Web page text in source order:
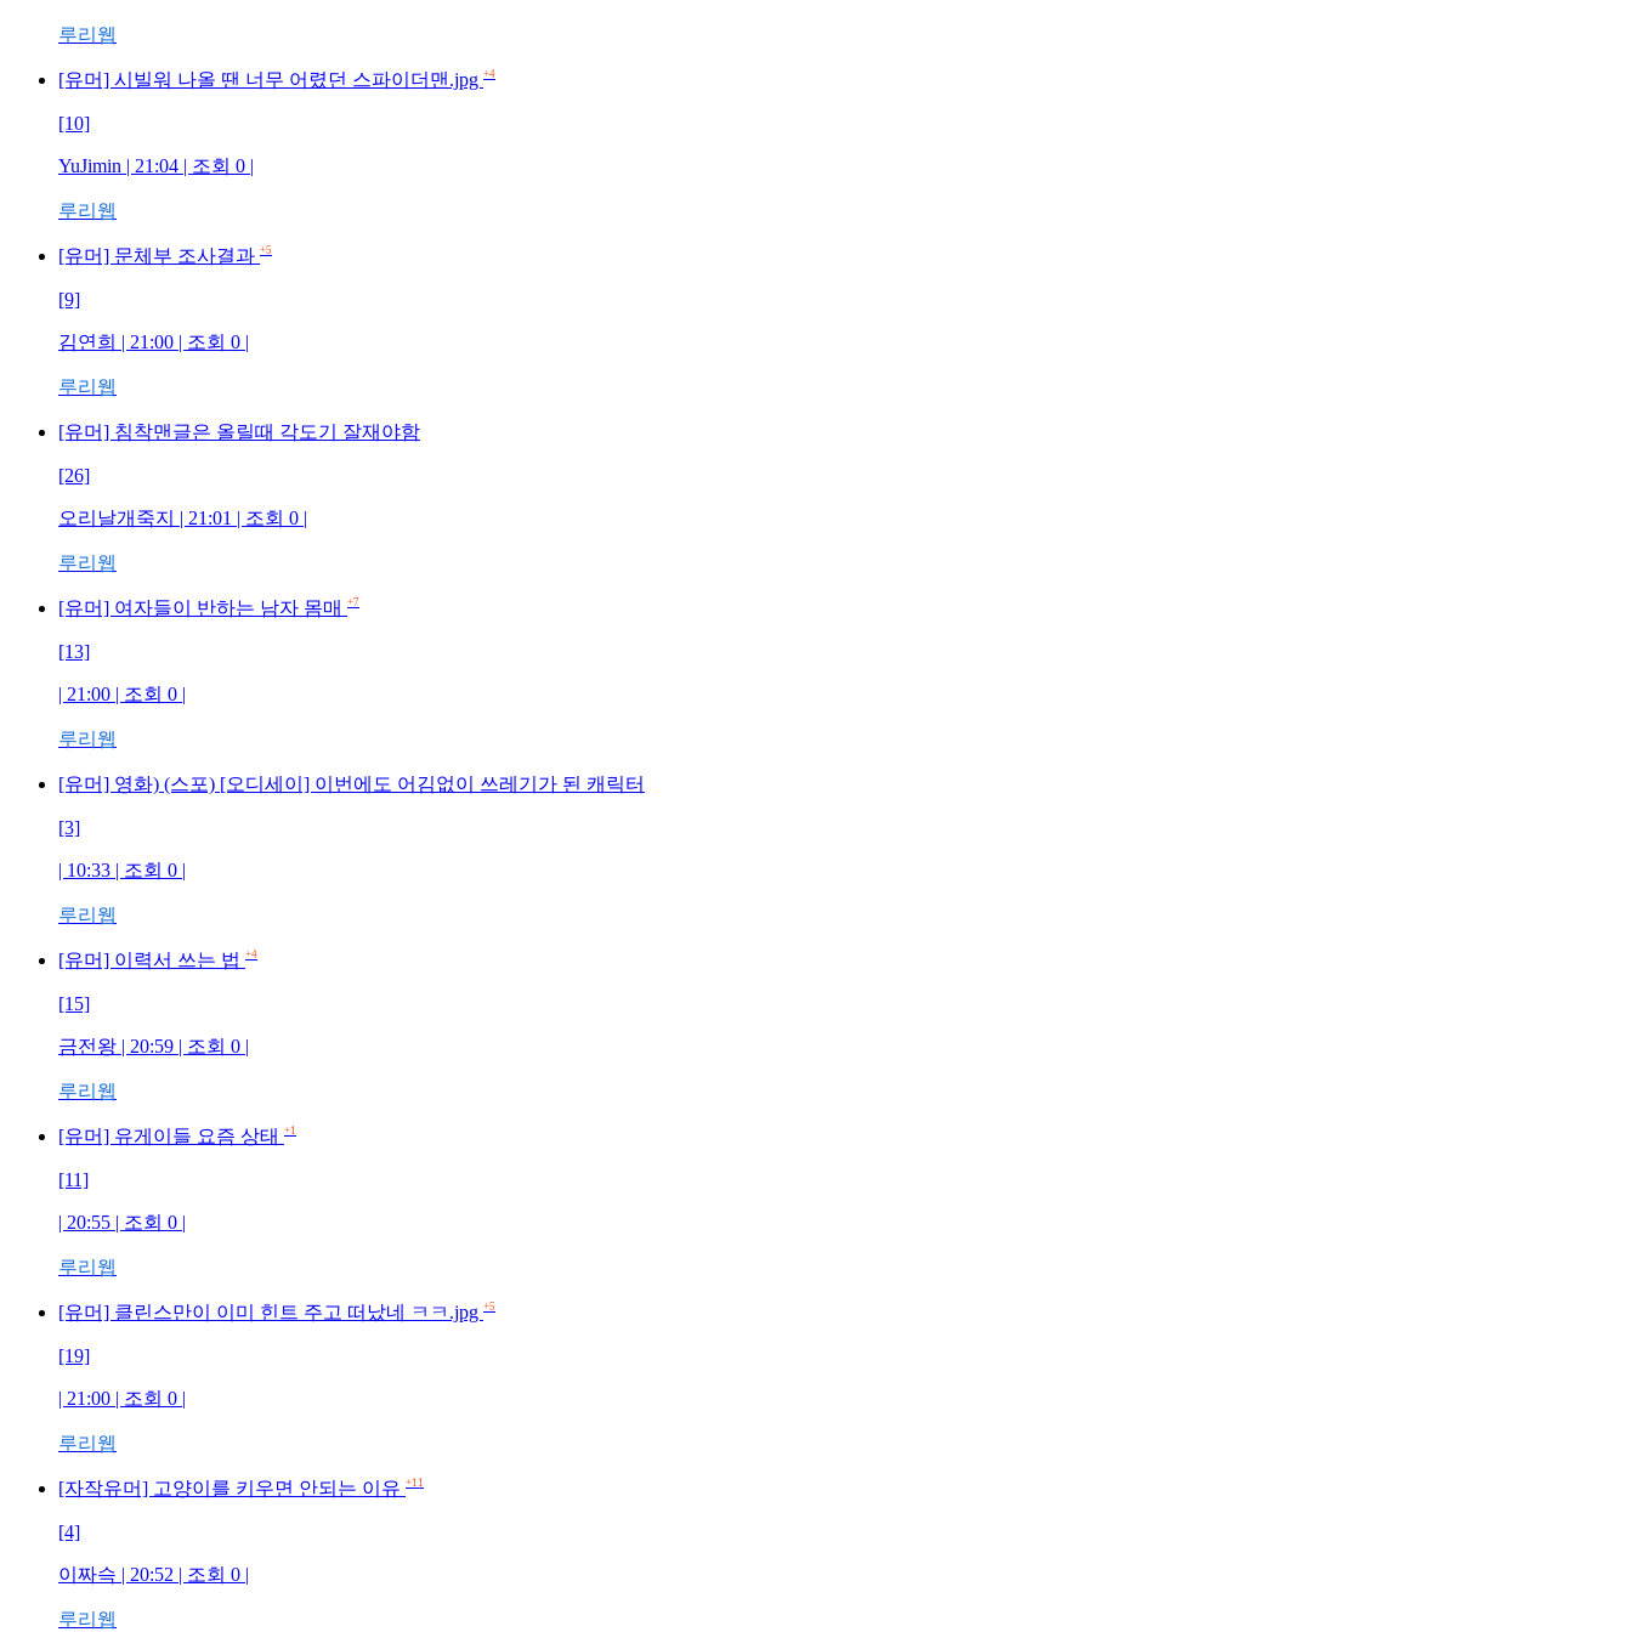
루리웹
[유머] 시빌워 나올 땐 너무 어렸던 스파이더맨.jpg +4
[10]
YuJimin | 21:04 | 조회 0 |
루리웹
[유머] 문체부 조사결과 +5
[9]
김연희 | 21:00 | 조회 0 |
루리웹
[유머] 침착맨글은 올릴때 각도기 잘재야함
[26]
오리날개죽지 | 21:01 | 조회 0 |
루리웹
[유머] 여자들이 반하는 남자 몸매 +7
[13]
| 21:00 | 조회 0 |
루리웹
[유머] 영화) (스포) [오디세이] 이번에도 어김없이 쓰레기가 된 캐릭터
[3]
| 10:33 | 조회 0 |
루리웹
[유머] 이력서 쓰는 법 +4
[15]
금전왕 | 20:59 | 조회 0 |
루리웹
[유머] 유게이들 요즘 상태 +1
[11]
| 20:55 | 조회 0 |
루리웹
[유머] 클린스만이 이미 힌트 주고 떠났네 ㅋㅋ.jpg +5
[19]
| 21:00 | 조회 0 |
루리웹
[자작유머] 고양이를 키우면 안되는 이유 +11
[4]
이짜슥 | 20:52 | 조회 0 |
루리웹